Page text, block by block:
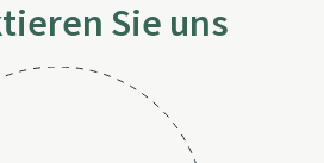
Sie uns